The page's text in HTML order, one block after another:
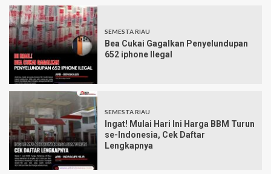
SEMESTA RIAU
Bea Cukai Gagalkan Penyelundupan
652 iphone Ilegal
SEMESTA RIAU
Ingat! Mulai Hari Ini Harga BBM Turun
se-Indonesia, Cek Daftar
Lengkapnya